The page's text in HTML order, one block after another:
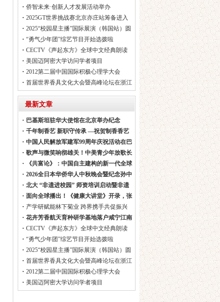
征胜利90周年
・ 侨智未来·创新人才发展活动举办
・ 2025GT世界挑战赛北京亦庄站筹备进入
冲刺阶段
・ 2025“校园星主播”国际展演（韩国站）圆
满结束
・ “勇气少年团”综艺节目开始选拨啦
・ CECTV《声起东方》全球中文经典朗读
节目
・ 美国迈阿密大学访问学者项目
・ 2012第二届中国国际积极心理学大会
・ 首届世界香具文化大会暨高峰论坛在浙江
最新文章
・ 巴基斯坦驻华大使馆在北京举办纪念
Youm-e-Ist
・ 千年制香艺 新职守传承 —祝贺制香香艺
师纳入国家新
・ 中国人民解放军建军99周年庆祝活动在巴
基斯坦举行
・ 歌声与微笑响彻雄关！中美青少年放歌长
城音乐会在黄崖关
・
《共富论》：中国自主建构的新一代全球
性文明知识体系
・ 2026全日本华侨华人中秋晚会暨纪念孙中
山先生诞辰1
・ 北大 “非遗进校园” 师资培训启动暨非遗
基地赋能产业
・ 面向全球播出！《健康大讲堂》开录，张
光北对话中西医权
・ 产学研赋能林下菊业 跨界携手共促振兴
—湖北楚菊中药科
・ 花卉芳香航天育种研学基地落户咸宁江南
桂谷
・ CECTV《声起东方》全球中文经典朗读
节目
・ “勇气少年团”综艺节目开始选拨啦
・ 2025“校园星主播”国际展演（韩国站）圆
满结束
・ 首届世界香具文化大会暨高峰论坛在浙江
龙泉圆满召开
・ 2012第二届中国国际积极心理学大会
・ 美国迈阿密大学访问学者项目